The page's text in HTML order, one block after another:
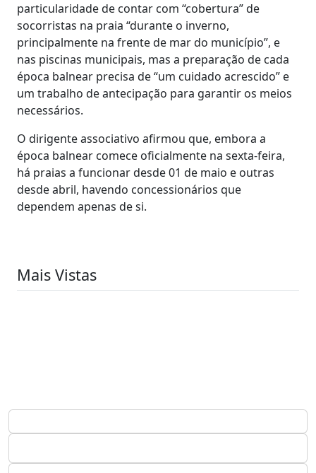
particularidade de contar com “cobertura” de
socorristas na praia “durante o inverno,
principalmente na frente de mar do município”, e
nas piscinas municipais, mas a preparação de cada
época balnear precisa de “um cuidado acrescido” e
um trabalho de antecipação para garantir os meios
necessários.
O dirigente associativo afirmou que, embora a
época balnear comece oficialmente na sexta-feira,
há praias a funcionar desde 01 de maio e outras
desde abril, havendo concessionários que
dependem apenas de si.
Mais Vistas